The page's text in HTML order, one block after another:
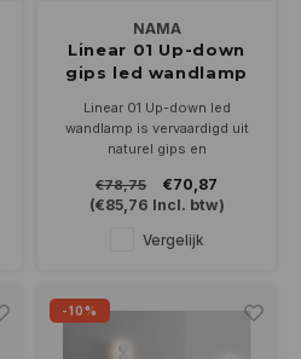
NAMA
Linear 01 Up-down
gips led wandlamp
Linear 01 Up-down led
wandlamp is vervaardigd uit
naturel gips en
van uw interieur.
Geschikt voor led lamp
230Volt-E14
€78,75
€70,87
(€85,76 Incl. btw)
Vergelijk
-10%